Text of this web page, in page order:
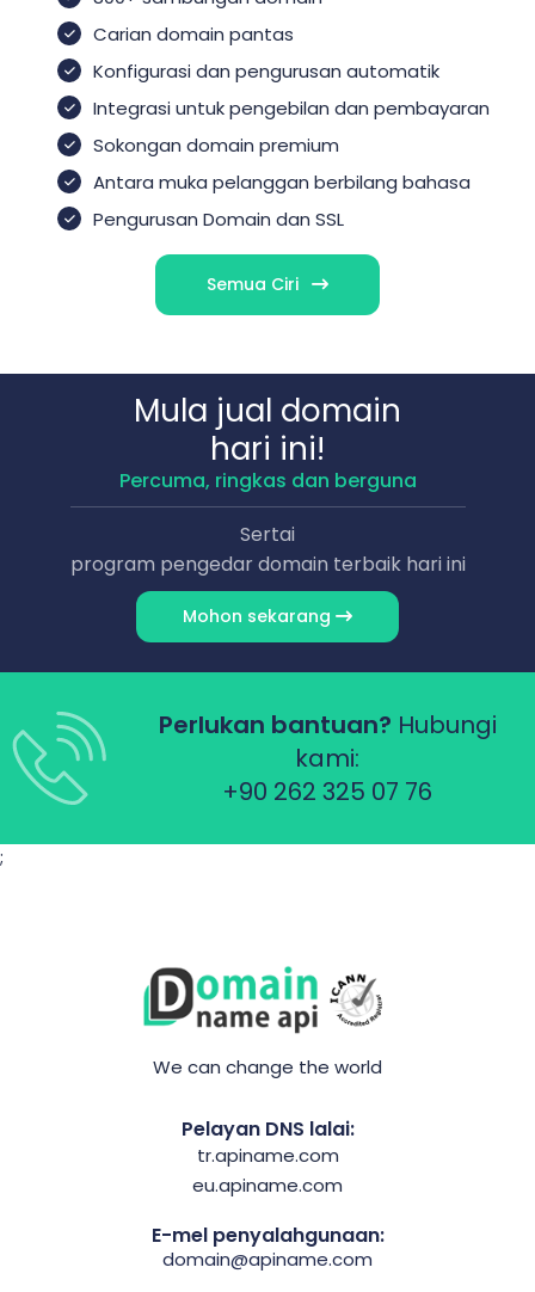
Carian domain pantas
Konfigurasi dan pengurusan automatik
Integrasi untuk pengebilan dan pembayaran
Sokongan domain premium
Antara muka pelanggan berbilang bahasa
Pengurusan Domain dan SSL
Semua Ciri
Mula jual domain
hari ini!
Percuma, ringkas dan berguna
Sertai
program pengedar domain terbaik hari ini
Mohon sekarang
Perlukan bantuan? Hubungi
kami:
+90 262 325 07 76
;
We can change the world
Pelayan DNS lalai:
tr.apiname.com
eu.apiname.com
E-mel penyalahgunaan:
domain@apiname.com